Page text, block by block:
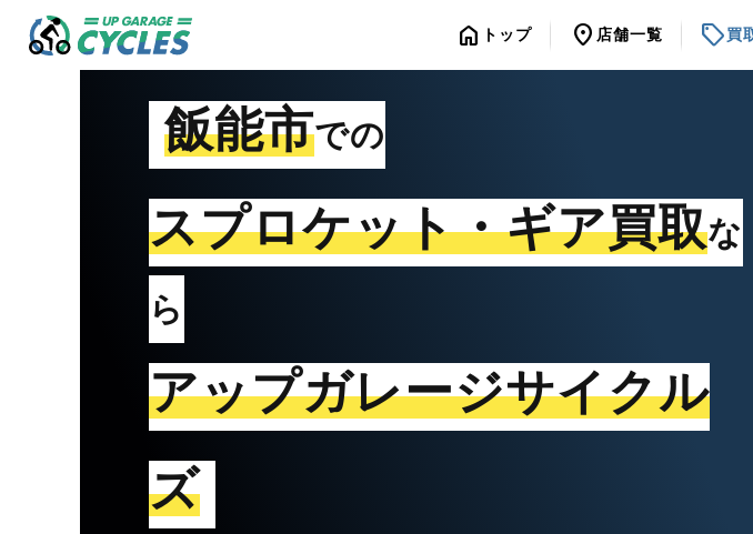
home トップ location_on 店舗一覧 sell買
飯能市での
スプロケット・ギア買取な
ら
アップガレージサイクル
ズ